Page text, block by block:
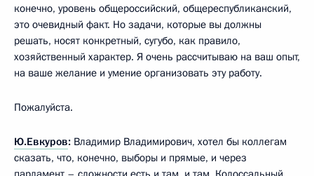
конечно, уровень общероссийский, общереспубликанский,
это очевидный факт. Но задачи, которые вы должны
решать, носят конкретный, сугубо, как правило,
хозяйственный характер. Я очень рассчитываю на ваш опыт,
на ваше желание и умение организовать эту работу.
Пожалуйста.
Ю.Евкуров: Владимир Владимирович, хотел бы коллегам
сказать, что, конечно, выборы и прямые, и через